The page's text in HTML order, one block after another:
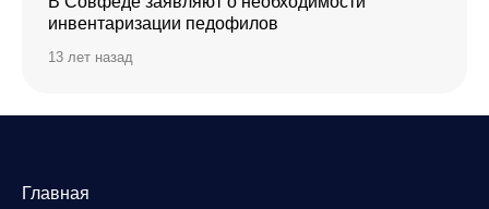
инвентаризации педофилов
13 лет назад
Главная